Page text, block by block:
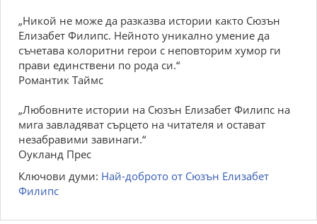
„Никой не може да разказва истории както Сюзън
Елизабет Филипс. Нейното уникално умение да
съчетава колоритни герои с неповторим хумор ги
прави единствени по рода си.“
Романтик Таймс
„Любовните истории на Сюзън Елизабет Филипс на
мига завладяват сърцето на читателя и остават
незабравими завинаги.“
Оукланд Прес
Ключови думи: Най-доброто от Сюзън Елизабет
Филипс